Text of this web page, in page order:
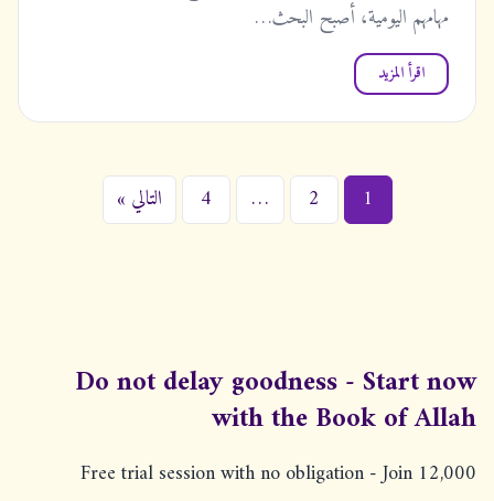
مهامهم اليومية، أصبح البحث…
اقرأ المزيد
ت
ع
ف
ح
ت
1
2
…
4 التالي »
Do not delay goodness - Start now
with the Book of Allah
Free trial session with no obligation - Join 12,000